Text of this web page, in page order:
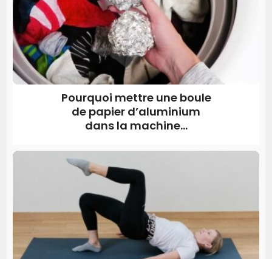
Pourquoi mettre une boule
de papier d’aluminium
dans la machine...